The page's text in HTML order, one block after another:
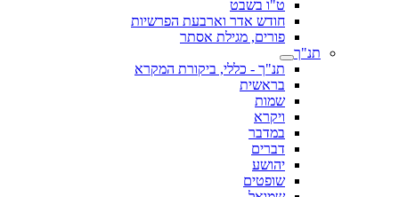
ט"ו בשבט
חודש אדר וארבעת הפרשיות
פורים, מגילת אסתר
תנ"ך
תנ"ך - כללי, ביקורת המקרא
בראשית
שמות
ויקרא
במדבר
דברים
יהושע
שופטים